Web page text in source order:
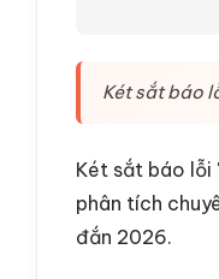
Két sắt báo
Két sắt báo lỗi
phân tích
đắn 2026.